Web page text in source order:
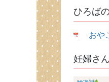
ひろば
おや
妊婦さ